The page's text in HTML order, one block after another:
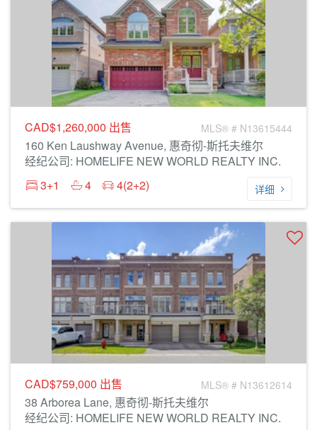
CAD$1,260,000 出售 MLS® # N13615444
160 Ken Laushway Avenue, 惠奇彻-斯托夫维尔
经纪公司: HOMELIFE NEW WORLD REALTY INC.
3+1
4 4(2+2) 详细
CAD$759,000 出售 MLS® # N13612614
38 Arborea Lane, 惠奇彻-斯托夫维尔
经纪公司: HOMELIFE NEW WORLD REALTY INC.